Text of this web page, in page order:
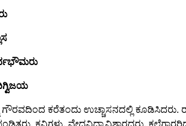
ಗೌರವದಿಂದ ಕರೆತಂದು ಉಚ್ಚಾಸನದಲ್ಲಿ
ಕವಿಗಳು, ವೇದವಿದ್ಯಾವಿಶಾರದರು,